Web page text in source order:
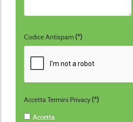
Codice Antispam(*)
Accetta Termini Privacy(*)
Accetta